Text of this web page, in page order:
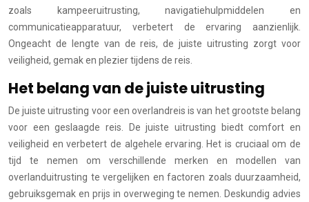
zoals kampeeruitrusting, navigatiehulpmiddelen en
communicatieapparatuur, verbetert de ervaring aanzienlijk.
Ongeacht de lengte van de reis, de juiste uitrusting zorgt voor
veiligheid, gemak en plezier tijdens de reis.
Het belang van de juiste uitrusting
De juiste uitrusting voor een overlandreis is van het grootste belang
voor een geslaagde reis. De juiste uitrusting biedt comfort en
veiligheid en verbetert de algehele ervaring. Het is cruciaal om de
tijd te nemen om verschillende merken en modellen van
overlanduitrusting te vergelijken en factoren zoals duurzaamheid,
gebruiksgemak en prijs in overweging te nemen. Deskundig advies